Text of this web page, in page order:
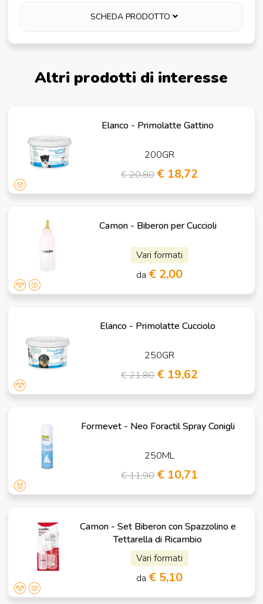
SCHEDA PRODOTTO
Altri prodotti di interesse
Elanco - Primolatte Gattino
200GR
€ 20,80 € 18,72
Camon - Biberon per Cuccioli
Vari formati
da € 2,00
Elanco - Primolatte Cucciolo
250GR
€ 21,80 € 19,62
Formevet - Neo Foractil Spray Conigli
250ML
€ 11,90 € 10,71
Camon - Set Biberon con Spazzolino e
Tettarella di Ricambio
Vari formati
da € 5,10